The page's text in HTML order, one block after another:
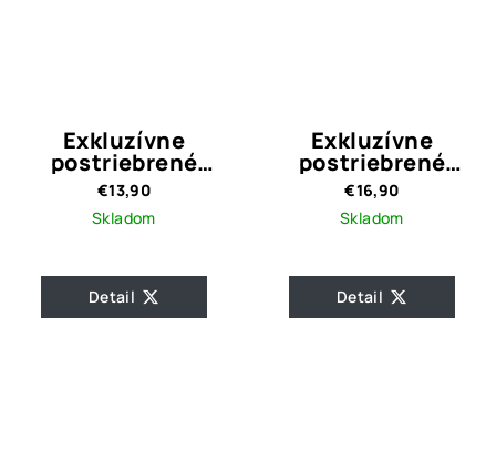
Exkluzívne
postriebrené
náušnice Crystal
Silver
€13,90
Skladom
Detail
Exkluzívne
postriebrené
náušnice kruhy
Judith Silver
€16,90
Skladom
Detail